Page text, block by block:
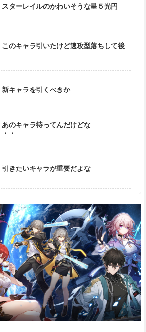
t
スターレイルのかわいそうな星５光円
このキャラ引いたけど速攻型落ちして後
新キャラを引くべきか
あのキャラ待ってんだけどな
・
引きたいキャラが重要だよな